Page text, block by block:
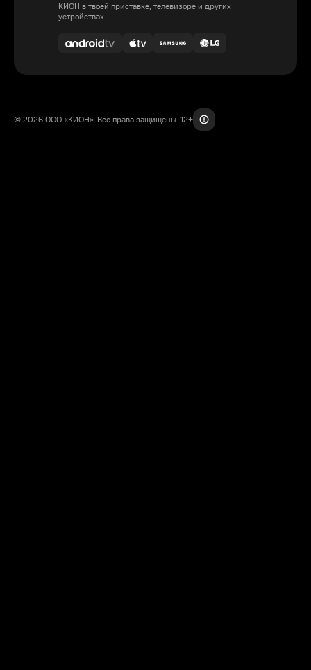
КИОН в твоей приставке, телевизоре и других
устройствах
© 2026 ООО «КИОН». Все права защищены. 12+